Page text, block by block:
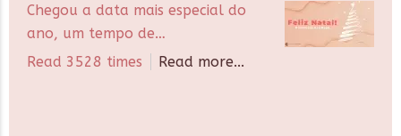
Chegou a data mais especial do
ano, um tempo de…
Read 3528 times
Read more...